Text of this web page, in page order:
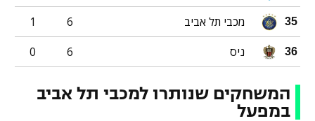
35 מכבי תל אביב 6
1
36 ניס 6
0
המשחקים שנותרו למכבי תל אביב
במפעל